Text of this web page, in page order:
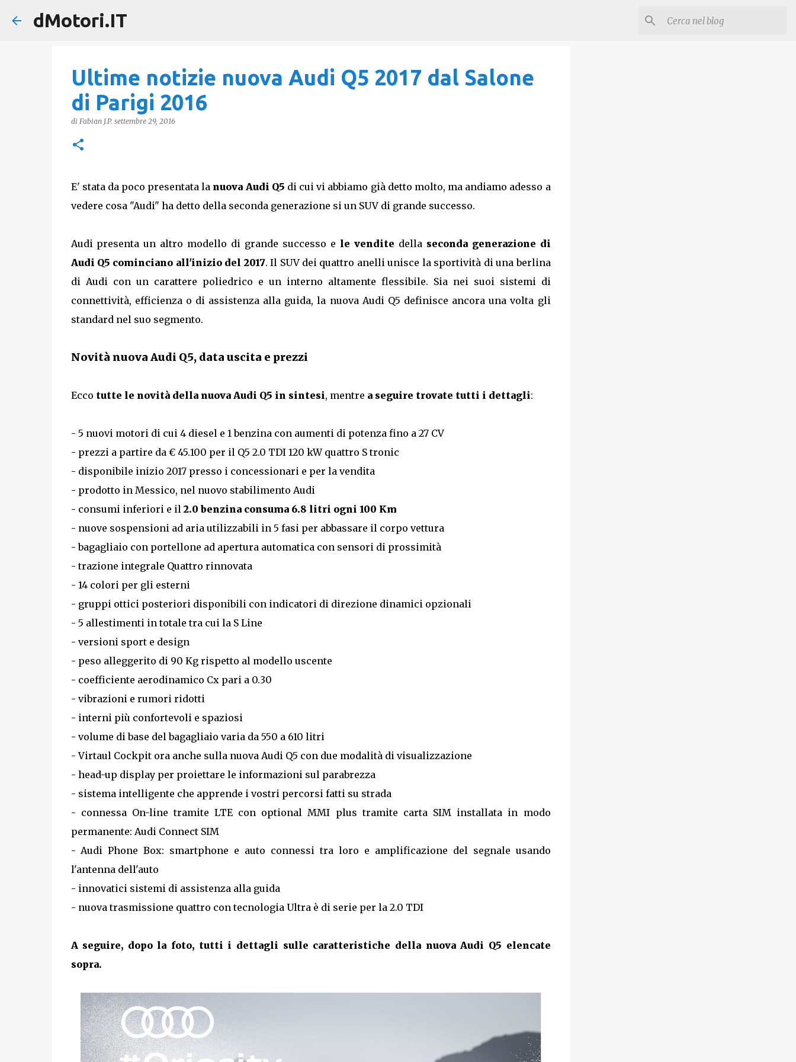
dMotori.IT
Ultime notizie nuova Audi Q5 2017 dal Salone
di Parigi 2016
di Fabian J.P. settembre 29, 2016
E' stata da poco presentata la nuova Audi Q5 di cui vi abbiamo già detto molto, ma andiamo adesso a
vedere cosa "Audi" ha detto della seconda generazione si un SUV di grande successo.
Audi presenta un altro modello di grande successo e le vendite della seconda generazione di
Audi Q5 cominciano all'inizio del 2017. Il SUV dei quattro anelli unisce la sportività di una berlina
di Audi con un carattere poliedrico e un interno altamente flessibile. Sia nei suoi sistemi di
connettività, efficienza o di assistenza alla guida, la nuova Audi Q5 definisce ancora una volta gli
standard nel suo segmento.
Novità nuova Audi Q5, data uscita e prezzi
Ecco tutte le novità della nuova Audi Q5 in sintesi, mentre a seguire trovate tutti i dettagli:
- 5 nuovi motori di cui 4 diesel e 1 benzina con aumenti di potenza fino a 27 CV
- prezzi a partire da € 45.100 per il Q5 2.0 TDI 120 kW quattro S tronic
- disponibile inizio 2017 presso i concessionari e per la vendita
- prodotto in Messico, nel nuovo stabilimento Audi
- consumi inferiori e il 2.0 benzina consuma 6.8 litri ogni 100 Km
- nuove sospensioni ad aria utilizzabili in 5 fasi per abbassare il corpo vettura
- bagagliaio con portellone ad apertura automatica con sensori di prossimità
- trazione integrale Quattro rinnovata
- 14 colori per gli esterni
- gruppi ottici posteriori disponibili con indicatori di direzione dinamici opzionali
- 5 allestimenti in totale tra cui la S Line
- versioni sport e design
- peso alleggerito di 90 Kg rispetto al modello uscente
- coefficiente aerodinamico Cx pari a 0.30
- vibrazioni e rumori ridotti
- interni più confortevoli e spaziosi
- volume di base del bagagliaio varia da 550 a 610 litri
- Virtaul Cockpit ora anche sulla nuova Audi Q5 con due modalità di visualizzazione
- head-up display per proiettare le informazioni sul parabrezza
- sistema intelligente che apprende i vostri percorsi fatti su strada
- connessa On-line tramite LTE con optional MMI plus tramite carta SIM installata in modo
permanente: Audi Connect SIM
- Audi Phone Box: smartphone e auto connessi tra loro e amplificazione del segnale usando
l'antenna dell'auto
- innovatici sistemi di assistenza alla guida
- nuova trasmissione quattro con tecnologia Ultra è di serie per la 2.0 TDI
A seguire, dopo la foto, tutti i dettagli sulle caratteristiche della nuova Audi Q5 elencate
sopra.